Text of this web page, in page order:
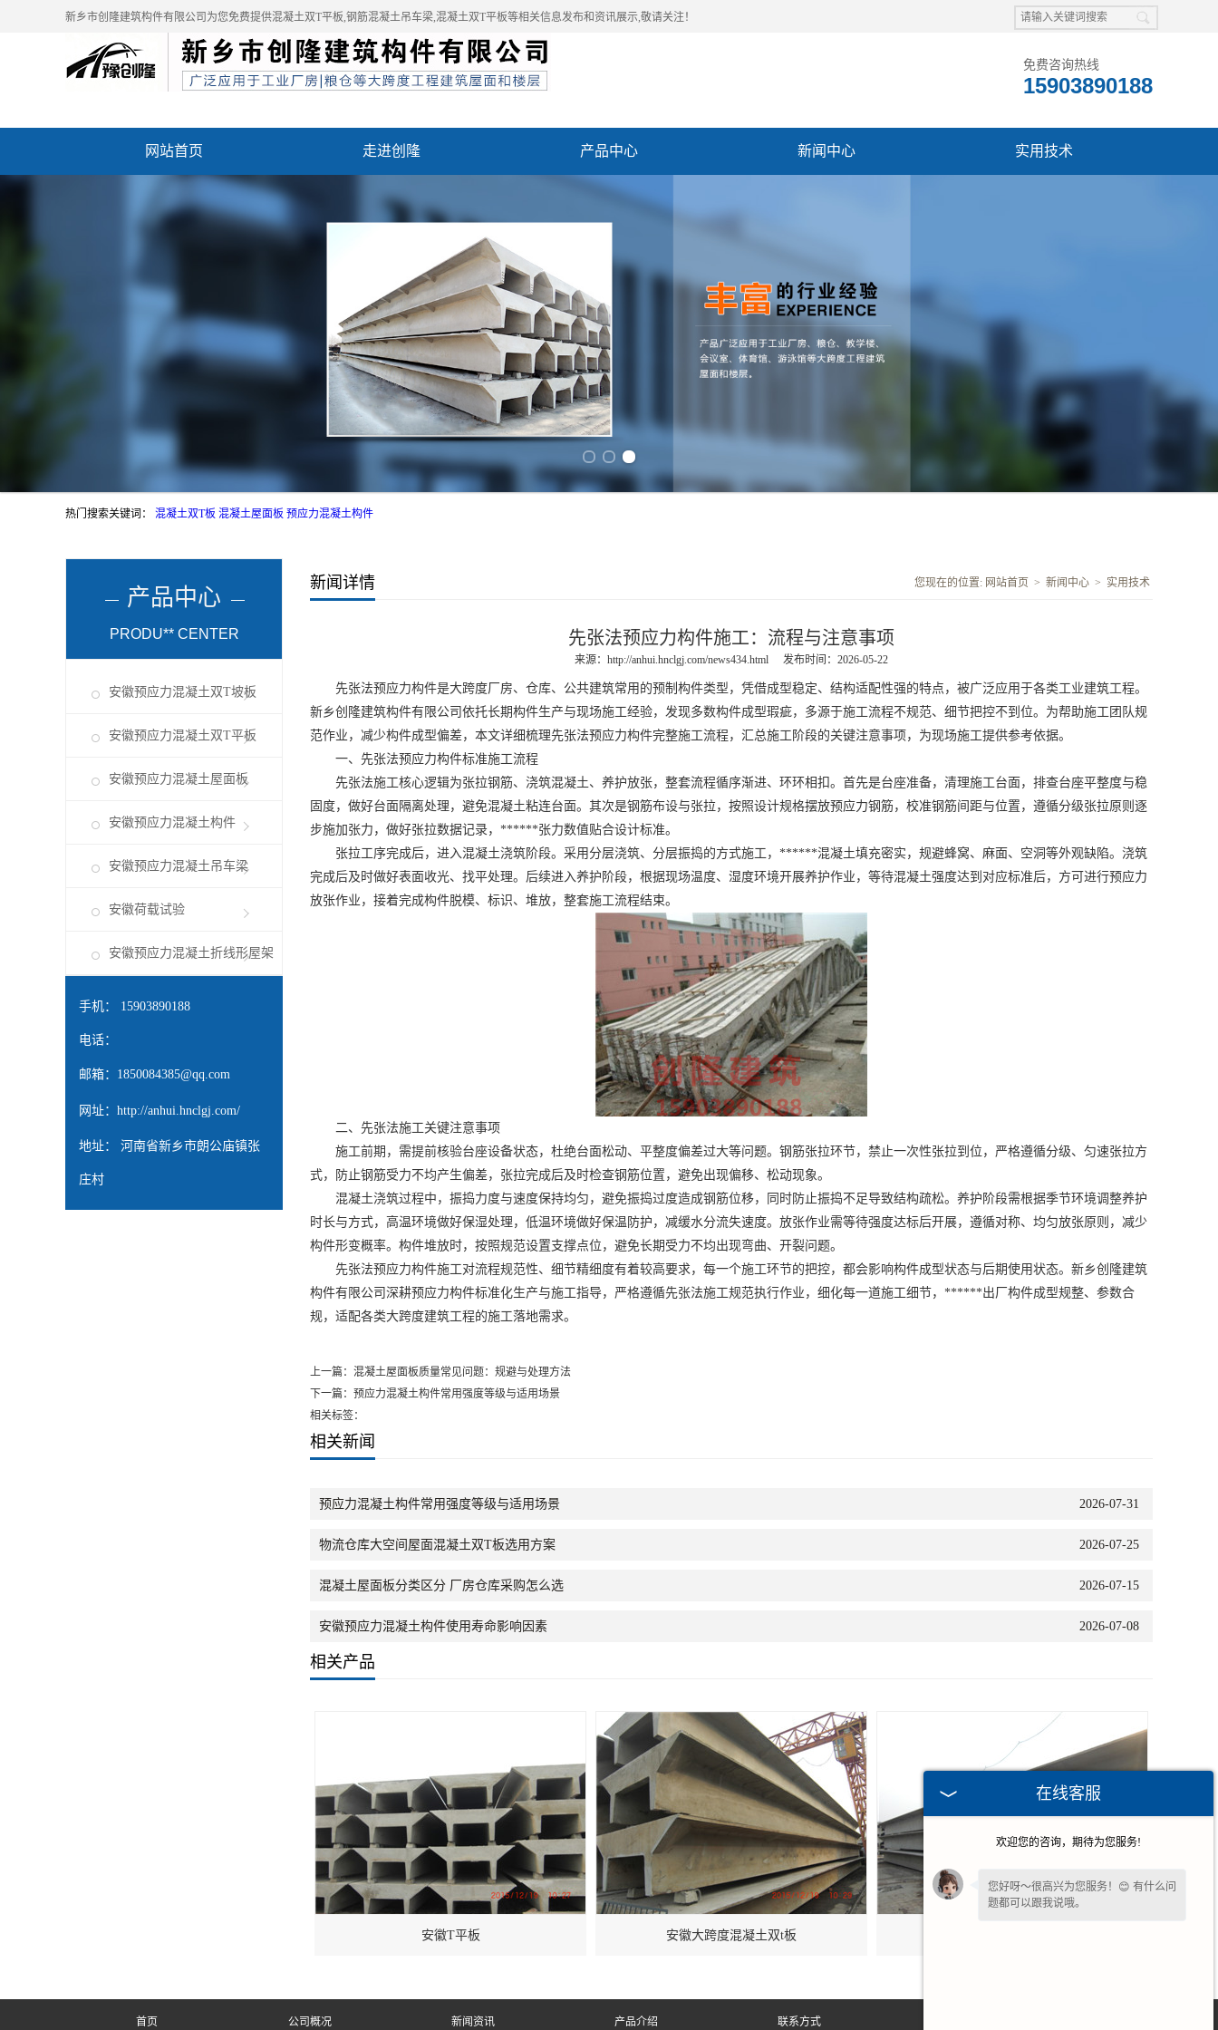
新乡市创隆建筑构件有限公司为您免费提供混凝土双T平板,钢筋混凝土吊车梁,混凝土双T平板等相关信息发布和资讯展示,敬请关注！
免费咨询热线
15903890188
网站首页 走进创隆 产品中心 新闻中心 实用技术
资质荣誉 成功案例 联系我们
热门搜索关键词： 混凝土双T板 混凝土屋面板 预应力混凝土构件
产品中心
PRODU** CENTER
安徽预应力混凝土双T坡板
安徽预应力混凝土双T平板
安徽预应力混凝土屋面板
安徽预应力混凝土构件
安徽预应力混凝土吊车梁
安徽荷载试验
安徽预应力混凝土折线形屋架
手机： 15903890188
电话：
邮箱： 1850084385@qq.com
网址： http://anhui.hnclgj.com/
地址： 河南省新乡市朗公庙镇张
庄村
新闻详情 您现在的位置: 网站首页 > 新闻中心 > 实用技术
先张法预应力构件施工：流程与注意事项
来源： http://anhui.hnclgj.com/news434.html 发布时间：2026-05-22
先张法预应力构件是大跨度厂房、仓库、公共建筑常用的预制构件类型，凭借成型稳定、结构适配性强的特点，被广泛应用于各类工业建筑工程。
新乡创隆建筑构件有限公司依托长期构件生产与现场施工经验，发现多数构件成型瑕疵，多源于施工流程不规范、细节把控不到位。为帮助施工团队规
范作业，减少构件成型偏差，本文详细梳理先张法预应力构件完整施工流程，汇总施工阶段的关键注意事项，为现场施工提供参考依据。
一、先张法预应力构件标准施工流程
先张法施工核心逻辑为张拉钢筋、浇筑混凝土、养护放张，整套流程循序渐进、环环相扣。首先是台座准备，清理施工台面，排查台座平整度与稳
固度，做好台面隔离处理，避免混凝土粘连台面。其次是钢筋布设与张拉，按照设计规格摆放预应力钢筋，校准钢筋间距与位置，遵循分级张拉原则逐
步施加张力，做好张拉数据记录，******张力数值贴合设计标准。
张拉工序完成后，进入混凝土浇筑阶段。采用分层浇筑、分层振捣的方式施工，******混凝土填充密实，规避蜂窝、麻面、空洞等外观缺陷。浇筑
完成后及时做好表面收光、找平处理。后续进入养护阶段，根据现场温度、湿度环境开展养护作业，等待混凝土强度达到对应标准后，方可进行预应力
放张作业，接着完成构件脱模、标识、堆放，整套施工流程结束。
二、先张法施工关键注意事项
施工前期，需提前核验台座设备状态，杜绝台面松动、平整度偏差过大等问题。钢筋张拉环节，禁止一次性张拉到位，严格遵循分级、匀速张拉方
式，防止钢筋受力不均产生偏差，张拉完成后及时检查钢筋位置，避免出现偏移、松动现象。
混凝土浇筑过程中，振捣力度与速度保持均匀，避免振捣过度造成钢筋位移，同时防止振捣不足导致结构疏松。养护阶段需根据季节环境调整养护
时长与方式，高温环境做好保湿处理，低温环境做好保温防护，减缓水分流失速度。放张作业需等待强度达标后开展，遵循对称、均匀放张原则，减少
构件形变概率。构件堆放时，按照规范设置支撑点位，避免长期受力不均出现弯曲、开裂问题。
先张法预应力构件施工对流程规范性、细节精细度有着较高要求，每一个施工环节的把控，都会影响构件成型状态与后期使用状态。新乡创隆建筑
构件有限公司深耕预应力构件标准化生产与施工指导，严格遵循先张法施工规范执行作业，细化每一道施工细节，******出厂构件成型规整、参数合
规，适配各类大跨度建筑工程的施工落地需求。
上一篇： 混凝土屋面板质量常见问题：规避与处理方法
下一篇： 预应力混凝土构件常用强度等级与适用场景
相关标签：
相关新闻
2026-07-31
预应力混凝土构件常用强度等级与适用场景
2026-07-25
物流仓库大空间屋面混凝土双T板选用方案
2026-07-15
混凝土屋面板分类区分 厂房仓库采购怎么选
2026-07-08
安徽预应力混凝土构件使用寿命影响因素
相关产品
安徽T平板 安徽大跨度混凝土双t板
首页 公司概况 新闻资讯 产品介绍 联系方式
在线客服
欢迎您的咨询，期待为您服务!
您好呀～很高兴为您服务！😊 有什么问
题都可以跟我说哦。